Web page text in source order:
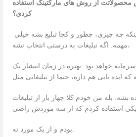
محصولاتت از روش های مارکتینگ استفاده
کردی؟
مهمه. اگه تبلیغات به درستی انتخاب نشه،
خواهد بود. بهتره در زمان انتشار یک
بشه. بله من خودم کلا چهار بار از تبلیغات
استفاده کردم که از سه موردش راضی
بودم و از یک مورد نه.